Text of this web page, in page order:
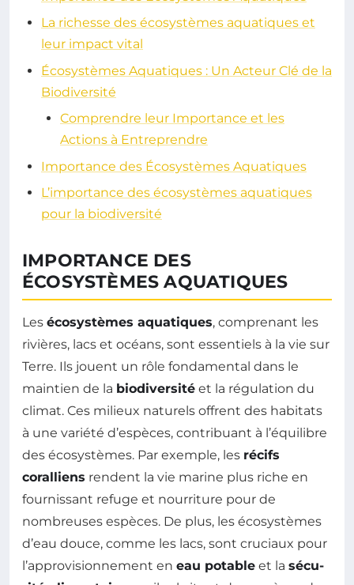
La richesse des écosystèmes aquatiques et
leur impact vital
Écosystèmes Aquatiques : Un Acteur Clé de la
Biodiversité
Comprendre leur Importance et les
Actions à Entreprendre
Importance des Écosystèmes Aquatiques
L’importance des écosystèmes aquatiques
pour la biodiversité
IMPORTANCE DES
ÉCOSYSTÈMES AQUATIQUES
Les écosystèmes aquatiques, comprenant les
rivières, lacs et océans, sont essentiels à la vie sur
Terre. Ils jouent un rôle fondamental dans le
maintien de la biodiversité et la régulation du
climat. Ces milieux naturels offrent des habitats
à une variété d’espèces, contribuant à l’équilibre
des écosystèmes. Par exemple, les récifs
coralliens rendent la vie marine plus riche en
fournissant refuge et nourriture pour de
nombreuses espèces. De plus, les écosystèmes
d’eau douce, comme les lacs, sont cruciaux pour
l’approvisionnement en eau potable et la sécu­